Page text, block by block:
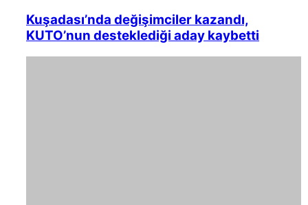
Kuşadası’nda değişimciler kazandı,
KUTO’nun desteklediği aday kaybetti